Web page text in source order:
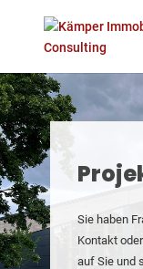
Sie haben
Kontakt
auf Sie und